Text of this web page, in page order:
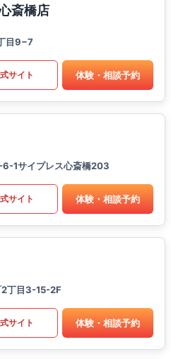
斎橋店
目9−7
サイト 体験・相談予約
1サイプレス心斎橋203
サイト 体験・相談予約
2丁目3-15-2F
サイト 体験・相談予約